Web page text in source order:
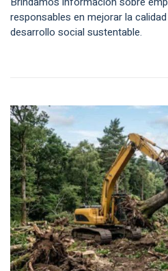
responsables en mejorar la
desarrollo social sustentable.